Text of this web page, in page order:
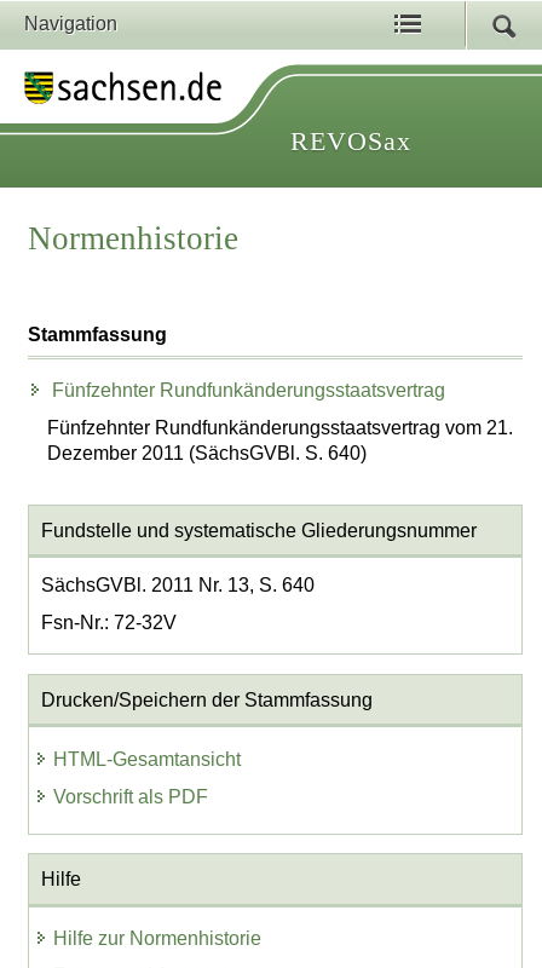
Navigation
REVOSax
Normenhistorie
Stammfassung
Fünfzehnter Rundfunkänderungsstaatsvertrag
Fünfzehnter Rundfunkänderungsstaatsvertrag vom 21.
Dezember 2011 (SächsGVBl. S. 640)
Fundstelle und systematische Gliederungsnummer
SächsGVBl. 2011 Nr. 13, S. 640
Fsn-Nr.: 72-32V
Drucken/Speichern der Stammfassung
HTML-Gesamtansicht
Vorschrift als PDF
Hilfe
Hilfe zur Normenhistorie